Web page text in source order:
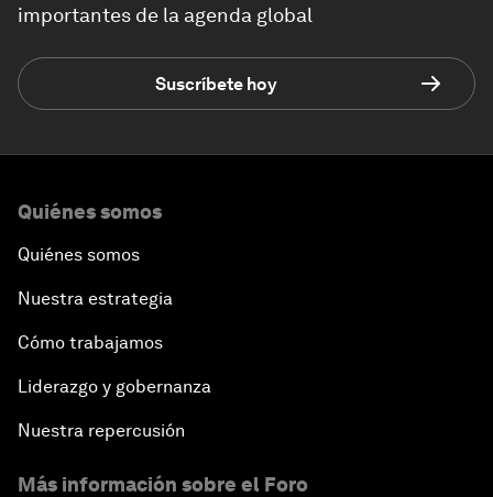
importantes de la agenda global
Suscríbete hoy
Quiénes somos
Quiénes somos
Nuestra estrategia
Cómo trabajamos
Liderazgo y gobernanza
Nuestra repercusión
Más información sobre el Foro